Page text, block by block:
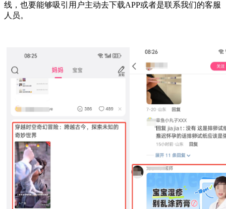
线，也要能够吸引用户主动去下载APP或者是联系我们的客服
人员。